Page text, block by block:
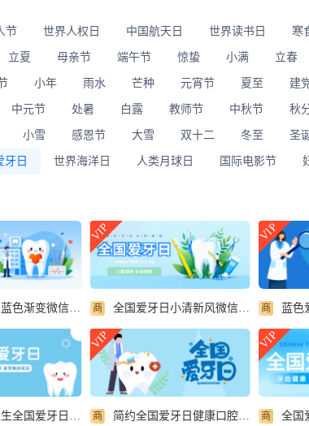
节 世界人权日 中国航天日 世界读书日 寒
立夏 母亲节 端午节 惊蛰 小满 立春
小年 雨水 芒种 元宵节 夏至 建
中元节 处暑 白露 教师节 中秋节 秋
小雪 感恩节 大雪 双十二 冬至 圣
牙日 世界海洋日 人类月球日 国际电影节
VIP
商 全国爱牙日小清新风微信公众号首图
VIP
商
VIP
商 简约全国爱牙日健康口腔幸福家庭微信公众号首图
VIP
商